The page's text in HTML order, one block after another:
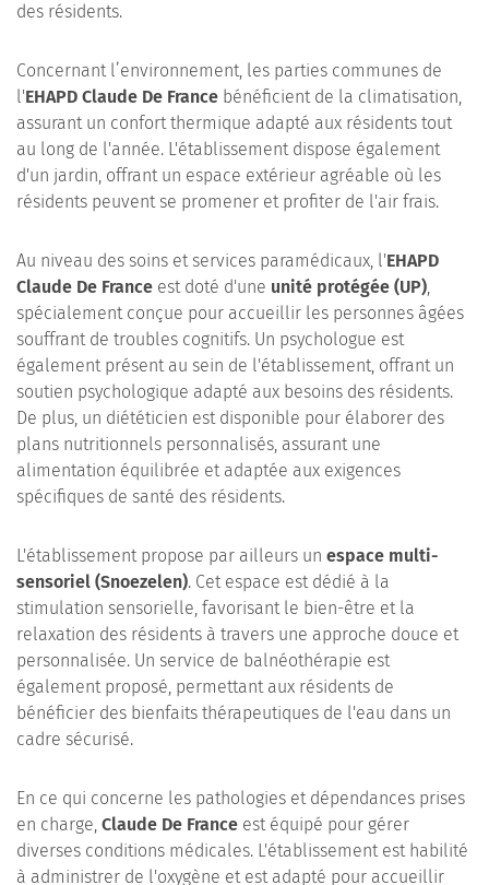
des résidents.
Concernant l’environnement, les parties communes de
l'EHAPD Claude De France bénéficient de la climatisation,
assurant un confort thermique adapté aux résidents tout
au long de l'année. L'établissement dispose également
d'un jardin, offrant un espace extérieur agréable où les
résidents peuvent se promener et profiter de l'air frais.
Au niveau des soins et services paramédicaux, l'EHAPD
Claude De France est doté d'une unité protégée (UP),
spécialement conçue pour accueillir les personnes âgées
souffrant de troubles cognitifs. Un psychologue est
également présent au sein de l'établissement, offrant un
soutien psychologique adapté aux besoins des résidents.
De plus, un diététicien est disponible pour élaborer des
plans nutritionnels personnalisés, assurant une
alimentation équilibrée et adaptée aux exigences
spécifiques de santé des résidents.
L'établissement propose par ailleurs un espace multi-
sensoriel (Snoezelen). Cet espace est dédié à la
stimulation sensorielle, favorisant le bien-être et la
relaxation des résidents à travers une approche douce et
personnalisée. Un service de balnéothérapie est
également proposé, permettant aux résidents de
bénéficier des bienfaits thérapeutiques de l'eau dans un
cadre sécurisé.
En ce qui concerne les pathologies et dépendances prises
en charge, Claude De France est équipé pour gérer
diverses conditions médicales. L'établissement est habilité
à administrer de l'oxygène et est adapté pour accueillir